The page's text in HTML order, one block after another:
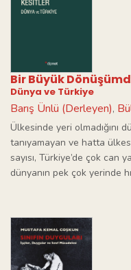
Bir Büyük
Dünya ve Türkiye
Barış Ünlü (Derleyen),
Ülkesinde yeri olmadığını
tanıyamayan ve hatta
sayısı, Türkiye’de çok can
dünyanın pek çok yerinde